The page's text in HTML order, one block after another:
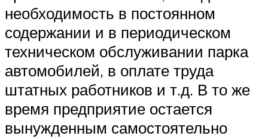
необходимость в постоянном
содержании и в периодическом
техническом обслуживании парка
автомобилей, в оплате труда
штатных работников и т.д. В то же
время предприятие остается
вынужденным самостоятельно